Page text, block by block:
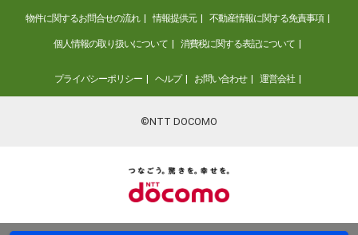
物件に関するお問合せの流れ 情報提供元 不動産情報に関する免責事項
個人情報の取り扱いについて 消費税に関する表記について
プライバシーポリシー ヘルプ お問い合わせ 運営会社
©NTT DOCOMO